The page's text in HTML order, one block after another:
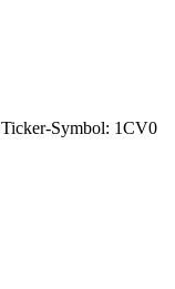
Ticker-Symbol: 1CV0